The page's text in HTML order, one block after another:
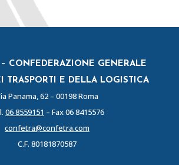
CONFEDERAZIONE GENERALE
TRASPORTI E DELLA LOGISTICA
Panama, 62 – 00198 Roma
06 8559151 – Fax 06 8415576
confetra@confetra.com
C.F. 80181870587